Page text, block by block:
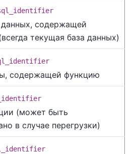
содержащей
текущая база данных)
содержащей функцию
(может быть
в случае перегрузки)